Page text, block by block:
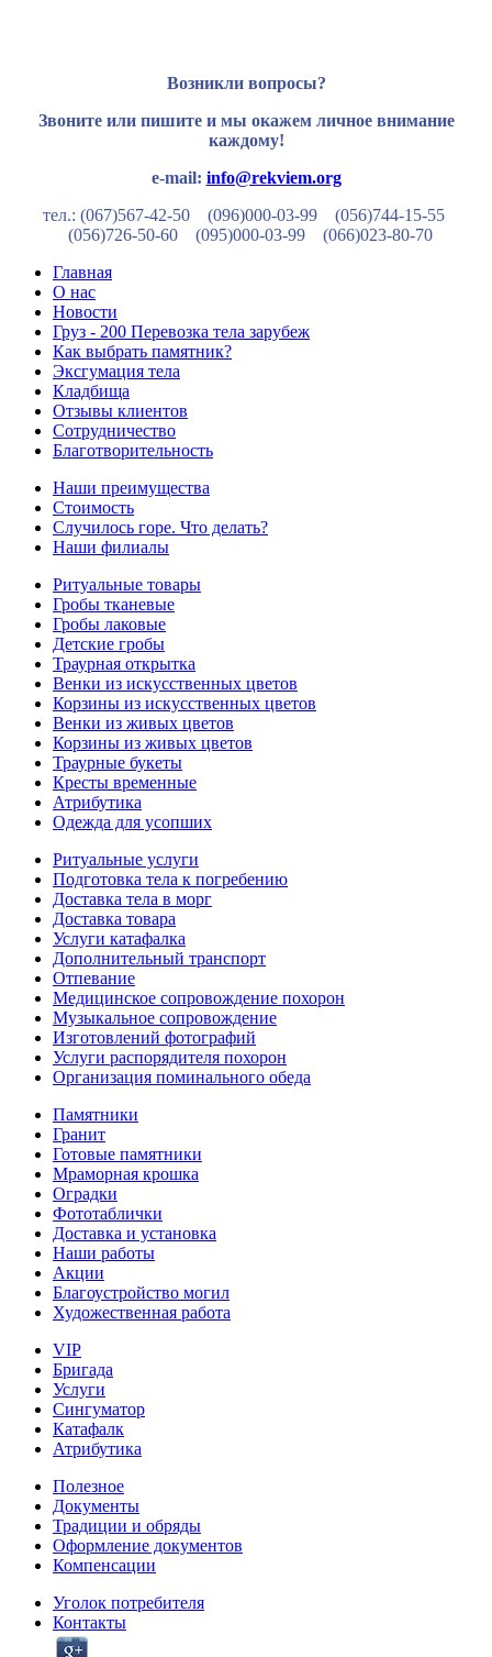
Возникли вопросы?
Звоните или пишите и мы окажем личное внимание
каждому!
e-mail: info@rekviem.org
тел.: (067)567-42-50 (096)000-03-99
(056)744-15-55
(056)726-50-60
(095)000-03-99
(066)023-80-70
Главная
О нас
Новости
Груз - 200 Перевозка тела зарубеж
Как выбрать памятник?
Эксгумация тела
Кладбища
Отзывы клиентов
Сотрудничество
Благотворительность
Наши преимущества
Стоимость
Случилось горе. Что делать?
Наши филиалы
Ритуальные товары
Гробы тканевые
Гробы лаковые
Детские гробы
Траурная открытка
Венки из искусственных цветов
Корзины из искусственных цветов
Венки из живых цветов
Корзины из живых цветов
Траурные букеты
Кресты временные
Атрибутика
Одежда для усопших
Ритуальные услуги
Подготовка тела к погребению
Доставка тела в морг
Доставка товара
Услуги катафалка
Дополнительный транспорт
Отпевание
Медицинское сопровождение похорон
Музыкальное сопровождение
Изготовлений фотографий
Услуги распорядителя похорон
Организация поминального обеда
Памятники
Гранит
Готовые памятники
Мраморная крошка
Оградки
Фототаблички
Доставка и установка
Наши работы
Акции
Благоустройство могил
Художественная работа
VIP
Бригада
Услуги
Сингуматор
Катафалк
Атрибутика
Полезное
Документы
Традиции и обряды
Оформление документов
Компенсации
Уголок потребителя
Контакты